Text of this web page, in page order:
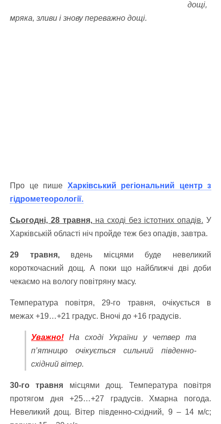
дощі,
мряка, зливи і знову переважно дощі.
Про це пише Харківський регіональний центр з
гідрометеорології.
Сьогодні, 28 травня, на сході без істотних опадів. У
Харківській області ніч пройде теж без опадів, завтра.
29 травня,вдень місцями буде невеликий
короткочасний дощ. А поки що найближчі дві доби
чекаємо на вологу повітряну масу.
Температура повітря, 29-го травня, очікується в
межах +19…+21 градус. Вночі до +16 градусів.
Уважно! На сході України у четвер та
п’ятницю очікується сильний південно-
східний вітер.
30-го травня місцями дощ. Температура повітря
протягом дня +25…+27 градусів. Хмарна погода.
Невеликий дощ. Вітер південно-східний, 9 – 14 м/с;